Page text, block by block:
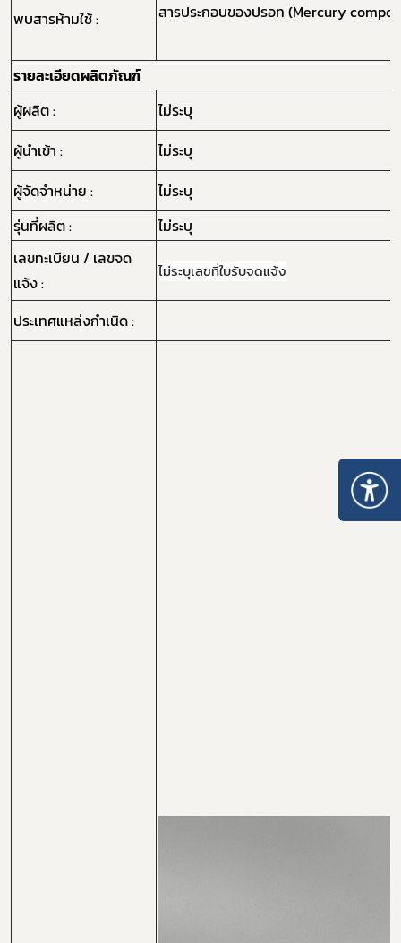
พบสารห้ามใช้ : สารประกอบของปรอท (Mercury
รายละเอียดผลิตภัณฑ์
ผู้ผลิต :
ไม่ระบุ
ผู้นำเข้า :
ไม่ระบุ
ผู้จัดจำหน่าย :
ไม่ระบุ
รุ่นที่ผลิต :
ไม่ระบุ
เลขทะเบียน / เลขจด
แจ้ง :
ไม่ระบุเลขที่ใบรับจดแจ้ง
ประเทศแหล่งกำเนิด :